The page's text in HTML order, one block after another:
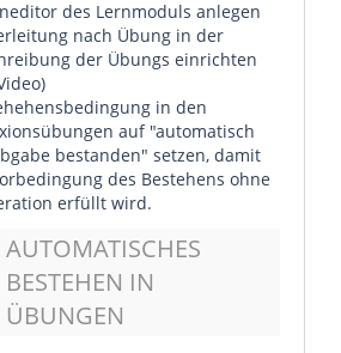
des Lernmoduls anlegen
nach Übung in der
der Übungs einrichten
in den
auf "automatisch
bestanden" setzen, damit
des Bestehens ohne
erfüllt wird.
AUTOMATISCHES
BESTEHEN IN
ÜBUNGEN